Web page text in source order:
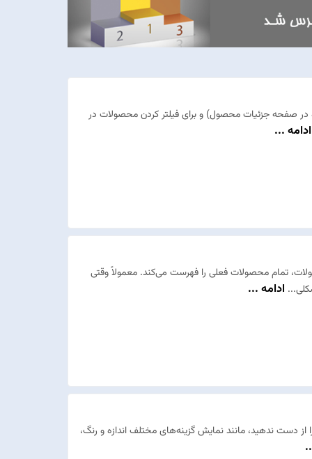
صفحه جزئیات محصول) و برای فیلتر کردن محصولات در
ادامه ...
تمام محصولات فعلی را فهرست می‌کند. معمولاً وقتی
ادامه ...
دست ندهید، مانند نمایش گزینه‌های مختلف اندازه و رنگ،